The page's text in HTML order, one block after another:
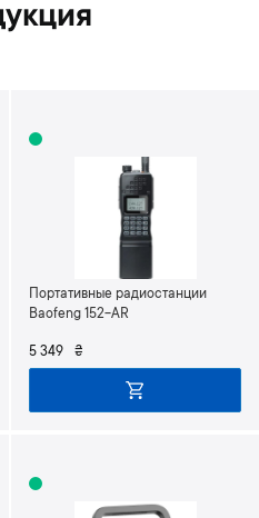
Портативные радиостанции
Baofeng 152-AR
5 349 ₴